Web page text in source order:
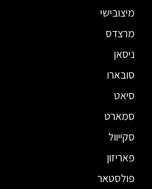
מיצובישי
מרצדס
ניסאן
סובארו
סיאט
סמארט
סקייוול
פאריזון
פולסטאר